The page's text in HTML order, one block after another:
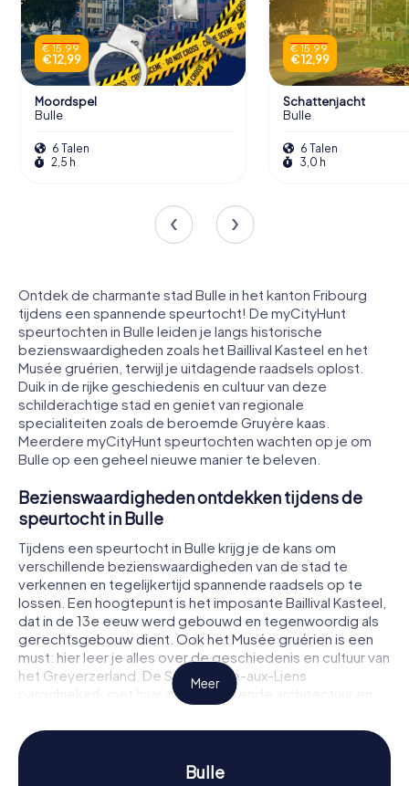
€ 15,99
€ 12,99
Moordspel
Bulle
6 Talen
2,5 h
€ 15,99
€ 12,99
Schattenjacht
Bulle
6 Talen
3,0 h
Ontdek de charmante stad Bulle in het kanton Fribourg
tijdens een spannende speurtocht! De myCityHunt
speurtochten in Bulle leiden je langs historische
bezienswaardigheden zoals het Baillival Kasteel en het
Musée gruérien, terwijl je uitdagende raadsels oplost.
Duik in de rijke geschiedenis en cultuur van deze
schilderachtige stad en geniet van regionale
specialiteiten zoals de beroemde Gruyère kaas.
Meerdere myCityHunt speurtochten wachten op je om
Bulle op een geheel nieuwe manier te beleven.
Bezienswaardigheden ontdekken tijdens de
speurtocht in Bulle
Tijdens een speurtocht in Bulle krijg je de kans om
verschillende bezienswaardigheden van de stad te
verkennen en tegelijkertijd spannende raadsels op te
lossen. Een hoogtepunt is het imposante Baillival Kasteel,
dat in de 13e eeuw werd gebouwd en tegenwoordig als
gerechtsgebouw dient. Ook het Musée gruérien is een
must: hier leer je alles over de geschiedenis en cultuur van
het Greyerzerland. De Saint-Pierre-aux-Liens
parochiekerk met haar indrukwekkende architectuur en
het Kapucijnenklooster met de Notre-Dame-de-
Compassion kapel zijn andere stops die je tijdens je
speurtocht in Bulle kunt ontdekken.
Meer
Bulle